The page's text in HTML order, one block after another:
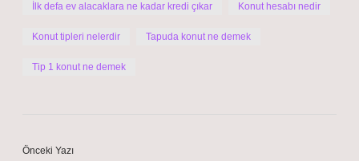
İlk defa ev alacaklara ne kadar kredi çıkar Konut hesabı nedir
Konut tipleri nelerdir Tapuda konut ne demek
Tip 1 konut ne demek
Önceki Yazı